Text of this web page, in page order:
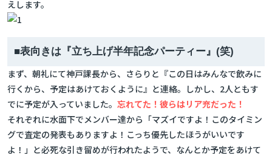
えします。
■表向きは『立ち上げ半年記念パーティー』(笑)
まず、朝礼にて神戸課長から、さらりと『この日はみんなで飲みに
行くから、予定はあけておくように』と連絡。しかし、2人ともす
でに予定が入っていました。 忘れてた！彼らはリア充だった！
それぞれに水面下でメンバー達から「マズイですよ！このタイミン
グで査定の発表もありますよ！こっち優先したほうがいいです
よ！」と必死な引き留めが行われたようで、なんとか予定をあけて